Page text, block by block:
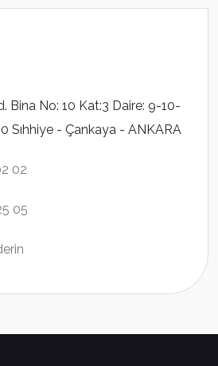
Bina No: 10 Kat:3 Daire: 9-10-
Sıhhiye - Çankaya - ANKARA
02
05